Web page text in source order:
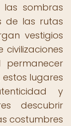
sombras
de las rutas
vestigios
lugares
y
descubrir
costumbres